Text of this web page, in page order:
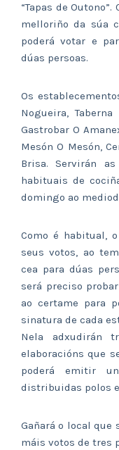
“Tapas de
melloriño da súa
poderá votar e
dúas persoas.
Os
Nogueira,
Gastrobar O
Mesón O Mesón,
Brisa. Servirán
habituais de
domingo ao
Como é habitual,
seus votos, ao
cea para dúas
será preciso
ao certame para
sinatura de cada
Nela adxudirán
elaboracións que
poderá emitir
distribuidas polos
Gañará o local que
máis votos de tres